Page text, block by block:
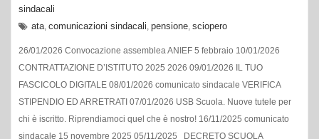
sindacali
ata, comunicazioni sindacali, pensione, sciopero
26/01/2026 Convocazione assemblea ANIEF 5 febbraio 10/01/2026
CONTRATTAZIONE D’ISTITUTO 2025 2026 09/01/2026 IL TUO
FASCICOLO DIGITALE 08/01/2026 comunicato sindacale VERIFICA
STIPENDIO ED ARRETRATI 07/01/2026 USB Scuola. Nuove tutele per
chi è iscritto. Riprendiamoci quel che è nostro! 16/11/2025 comunicato
sindacale 15 novembre 2025 05/11/2025 DECRETO SCUOLA